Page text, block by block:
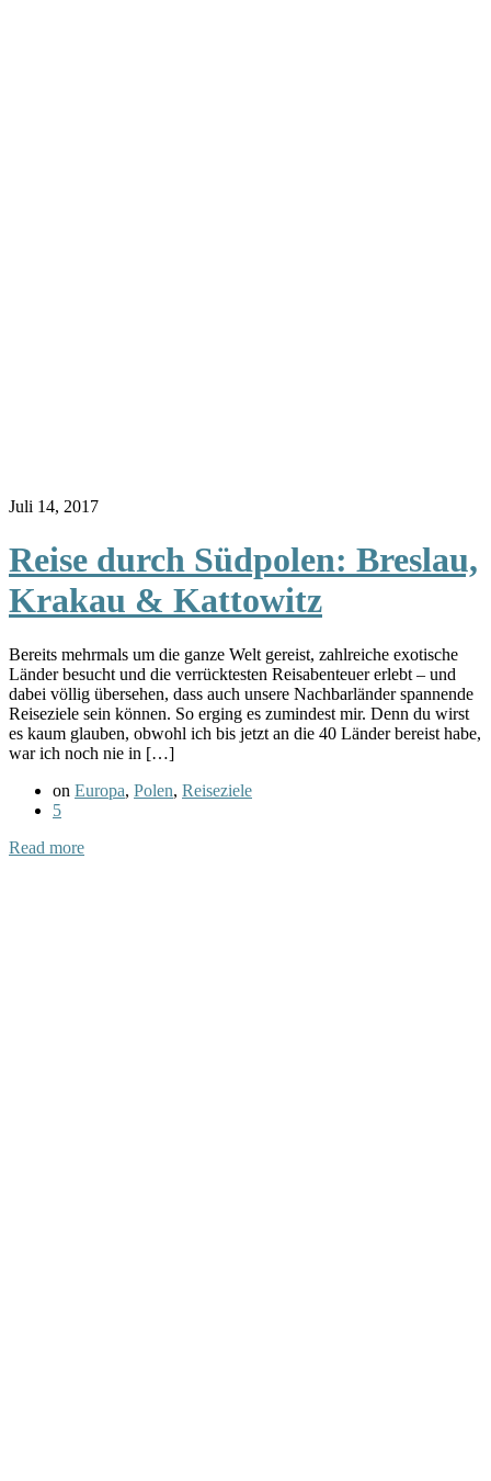
Juli 14, 2017
Reise durch Südpolen: Breslau,
Krakau & Kattowitz
Bereits mehrmals um die ganze Welt gereist, zahlreiche exotische
Länder besucht und die verrücktesten Reisabenteuer erlebt – und
dabei völlig übersehen, dass auch unsere Nachbarländer spannende
Reiseziele sein können. So erging es zumindest mir. Denn du wirst
es kaum glauben, obwohl ich bis jetzt an die 40 Länder bereist habe,
war ich noch nie in […]
on Europa, Polen, Reiseziele
5
Read more